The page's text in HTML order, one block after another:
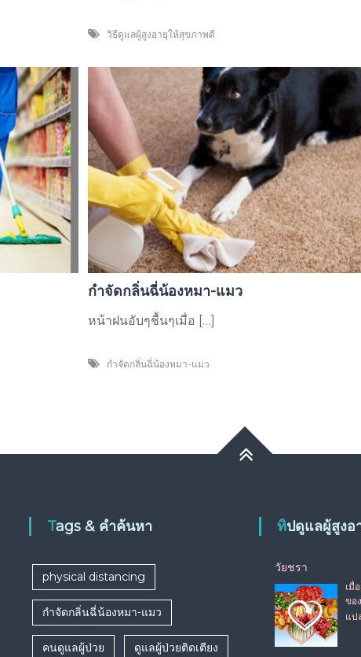
วิธีดูแลผู้สูงอายุให้สุขภาพดี
กำจัดกลิ่นฉี่น้องหมา-แมว
หน้าฝนอับๆชื้นๆเมื่อ […]
กำจัดกลิ่นฉี่น้องหมา-แมว
Tags & คำค้นหา
physical distancing
กำจัดกลิ่นฉี่น้องหมา-แมว
คนดูแลผู้ป่วย ดูแลผู้ป่วยติดเตียง
ทิปดูแลผู้สูงอ
วัยชรา
เมื่
ขอ
แป